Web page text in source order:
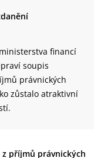
financí
soupis
právnických
zůstalo atraktivní
z příjmů právnických